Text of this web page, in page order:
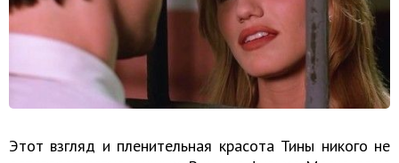
Этот взгляд и пленительная красота Тины никого не